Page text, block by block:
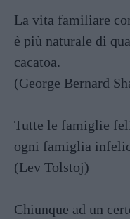
La vita familiare
è più naturale di
cacatoa.
(George Bernard
Tutte le famiglie
ogni famiglia
(Lev Tolstoj)
Chiunque ad un